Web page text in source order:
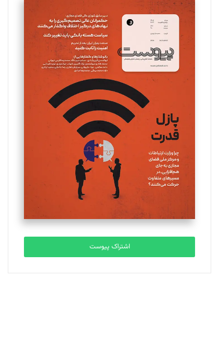
سروش کرمیان
تحریریه
مینا پاکدل
یسنا امان‌پور
تحریریه
ملینا جعفری
تحریریه
مصطفی مسجدی آرانی
تحریریه
بابک نقاش
تحریریه
اشتراک پیوست